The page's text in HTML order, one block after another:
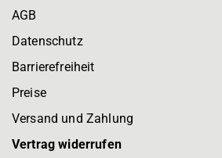
AGB
Datenschutz
Barrierefreiheit
Preise
Versand und Zahlung
Vertrag widerrufen